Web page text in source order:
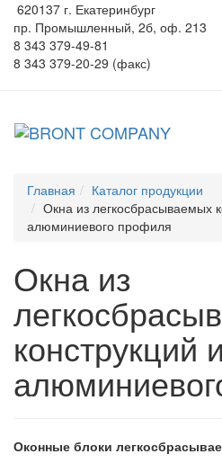
620137 г. Екатеринбург
пр. Промышленный, 2б, оф. 213
8 343 379-49-81
8 343 379-20-29 (факс)
Главная
Каталог продукции
Окна из легкосбрасываемых
алюминиевого профиля
Окна из
конструкций
Оконные блоки